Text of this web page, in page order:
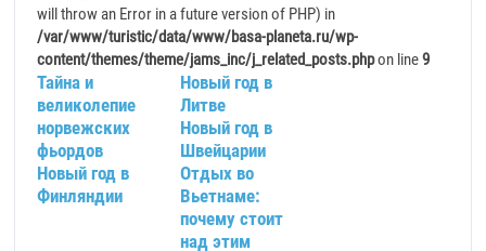
will throw an Error in a future version of PHP) in
/var/www/turistic/data/www/basa-planeta.ru/wp-
content/themes/theme/jams_inc/j_related_posts.phpon line9
Тайна и
великолепие
норвежских
фьордов
Новый год в
Литве
Новый год в
Швейцарии
Новый год в
Финляндии
Отдых во
Вьетнаме:
почему стоит
над этим